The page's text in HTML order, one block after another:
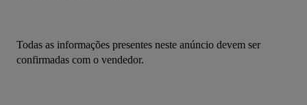
Todas as informações presentes neste anúncio devem ser
confirmadas com o vendedor.